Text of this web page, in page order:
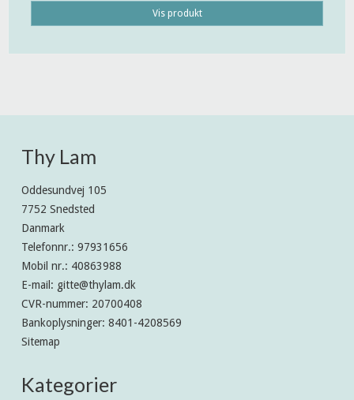
Vis produkt
Thy Lam
Oddesundvej 105
7752 Snedsted
Danmark
Telefonnr.: 97931656
Mobil nr.: 40863988
E-mail : gitte@thylam.dk
CVR-nummer: 20700408
Bankoplysninger: 8401-4208569
Sitemap
Kategorier